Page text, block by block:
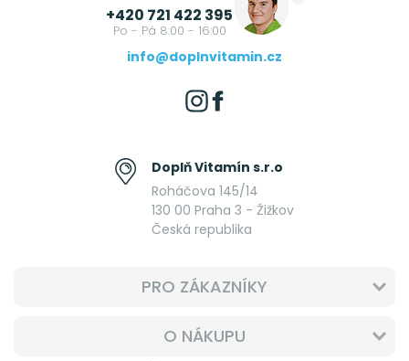
+420 721 422 395
Po - Pá 8:00 - 16:00
info@doplnvitamin.cz
Doplň Vitamín s.r.o
Roháčova 145/14
130 00 Praha 3 - Žižkov
Česká republika
PRO ZÁKAZNÍKY
O NÁKUPU